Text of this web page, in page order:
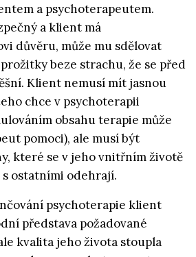
a psychoterapeutem.
a klient má
důvěru, může mu sdělovat
beze strachu, že se před
Klient nemusí mít jasnou
chce v psychoterapii
obsahu terapie může
pomoci), ale musí být
které se v jeho vnitřním životě
s ostatními odehrají.
psychoterapie klient
představa požadované
kvalita jeho života stoupla